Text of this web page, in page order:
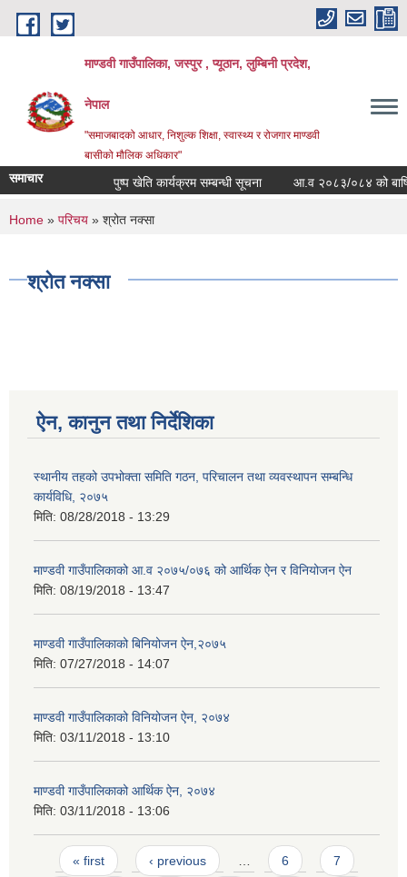
Skip to main content
माण्डवी गाउँपालिका, जस्पुर , प्यूठान, लुम्बिनी प्रदेश,
नेपाल
"समाजबादको आधार, निशुल्क शिक्षा, स्वास्थ्य र रोजगार माण्डवी
बासीको मौलिक अधिकार"
समाचार पुष्प खेति कार्यक्रम सम्बन्धी सूचना आ.व २०८३/०८४ को बार्षिक
You are here
Home » परिचय » श्रोत नक्सा
श्रोत नक्सा
ऐन, कानुन तथा निर्देशिका
स्थानीय तहको उपभोक्ता समिति गठन, परिचालन तथा व्यवस्थापन सम्बन्धि
कार्यविधि, २०७५
मिति: 08/28/2018 - 13:29
माण्डवी गाउँपालिकाको आ.व २०७५/०७६ को आर्थिक ऐन र विनियोजन ऐन
मिति: 08/19/2018 - 13:47
माण्डवी गाउँपालिकाको बिनियोजन ऐन,२०७५
मिति: 07/27/2018 - 14:07
माण्डवी गाउँपालिकाको विनियोजन ऐन, २०७४
मिति: 03/11/2018 - 13:10
माण्डवी गाउँपालिकाको आर्थिक ऐन, २०७४
मिति: 03/11/2018 - 13:06
Pages
« first ‹ previous 6 7